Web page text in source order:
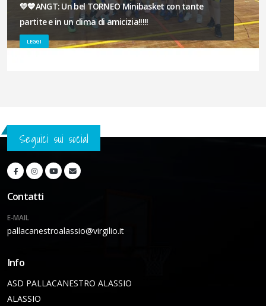
💛💙ANGT: Un bel TORNEO Minibasket con tante
partite e in un clima di amicizia!!!!!
LEGGI
Seguici sui social
Contatti
E-MAIL
pallacanestroalassio@virgilio.it
Info
ASD PALLACANESTRO ALASSIO
ALASSIO